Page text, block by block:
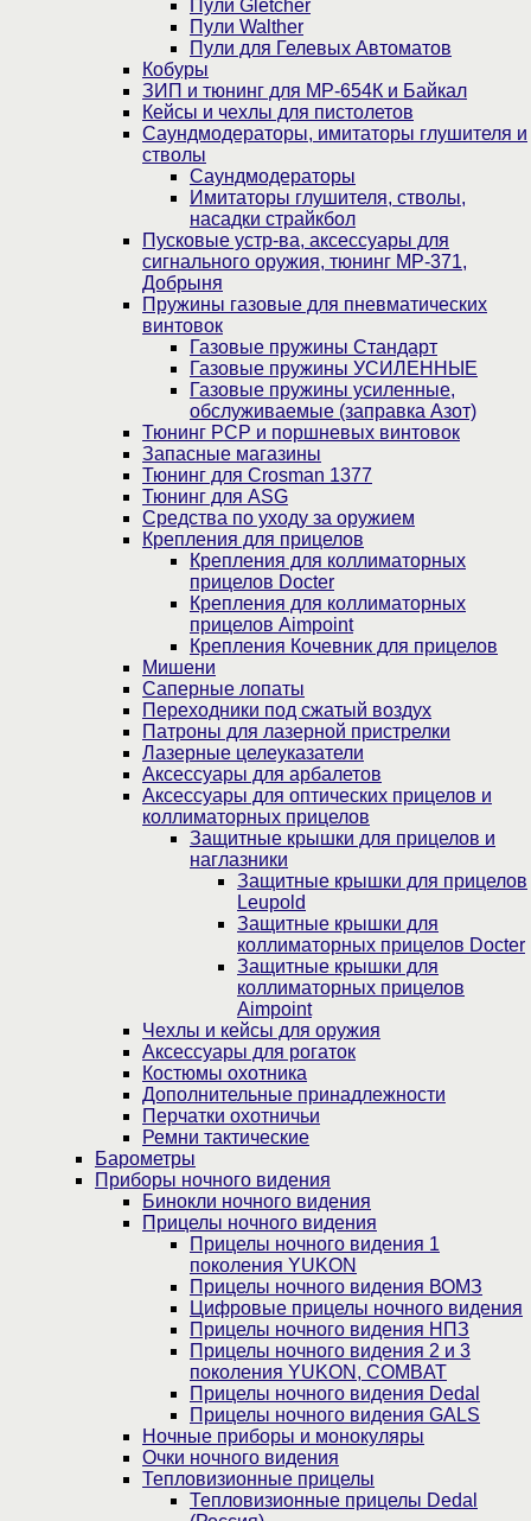
Пули Gletcher
Пули Walther
Пули для Гелевых Автоматов
Кобуры
ЗИП и тюнинг для МР-654К и Байкал
Кейсы и чехлы для пистолетов
Саундмодераторы, имитаторы глушителя и
стволы
Саундмодераторы
Имитаторы глушителя, стволы,
насадки страйкбол
Пусковые устр-ва, аксессуары для
сигнального оружия, тюнинг МР-371,
Добрыня
Пружины газовые для пневматических
винтовок
Газовые пружины Стандарт
Газовые пружины УСИЛЕННЫЕ
Газовые пружины усиленные,
обслуживаемые (заправка Азот)
Тюнинг PCP и поршневых винтовок
Запасные магазины
Тюнинг для Crosman 1377
Тюнинг для ASG
Средства по уходу за оружием
Крепления для прицелов
Крепления для коллиматорных
прицелов Docter
Крепления для коллиматорных
прицелов Aimpoint
Крепления Кочевник для прицелов
Мишени
Саперные лопаты
Переходники под сжатый воздух
Патроны для лазерной пристрелки
Лазерные целеуказатели
Аксессуары для арбалетов
Аксессуары для оптических прицелов и
коллиматорных прицелов
Защитные крышки для прицелов и
наглазники
Защитные крышки для прицелов
Leupold
Защитные крышки для
коллиматорных прицелов Docter
Защитные крышки для
коллиматорных прицелов
Aimpoint
Чехлы и кейсы для оружия
Аксессуары для рогаток
Костюмы охотника
Дополнительные принадлежности
Перчатки охотничьи
Ремни тактические
Барометры
Приборы ночного видения
Бинокли ночного видения
Прицелы ночного видения
Прицелы ночного видения 1
поколения YUKON
Прицелы ночного видения ВОМЗ
Цифровые прицелы ночного видения
Прицелы ночного видения НПЗ
Прицелы ночного видения 2 и 3
поколения YUKON, COMBAT
Прицелы ночного видения Dedal
Прицелы ночного видения GALS
Ночные приборы и монокуляры
Очки ночного видения
Тепловизионные прицелы
Тепловизионные прицелы Dedal